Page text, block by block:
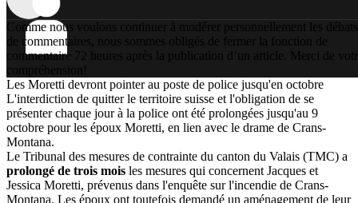
Comme nous voulons continuer à modérer personnellement les débats
de commentaires, nous sommes obligés de fermer la fonction de
commentaire 72 heures après la publication d’un article. Merci de
compréhension!
Les Moretti devront pointer au poste de police jusqu'en octobre
L'interdiction de quitter le territoire suisse et l'obligation de se
présenter chaque jour à la police ont été prolongées jusqu'au 9
octobre pour les époux Moretti, en lien avec le drame de Crans-
Montana.
Le Tribunal des mesures de contrainte du canton du Valais (TMC) a
prolongé de trois mois les mesures qui concernent Jacques et
Jessica Moretti, prévenus dans l'enquête sur l'incendie de Crans-
Montana. Les époux ont toutefois demandé un aménagement de leur